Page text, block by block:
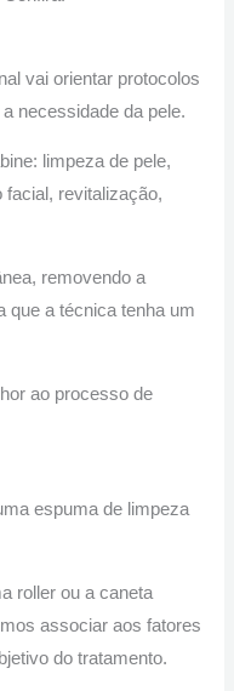
vai orientar protocolos
necessidade da pele.
limpeza de pele,
facial, revitalização,
removendo a
que a técnica tenha um
ao processo de
espuma de limpeza
roller ou a caneta
associar aos fatores
do tratamento.